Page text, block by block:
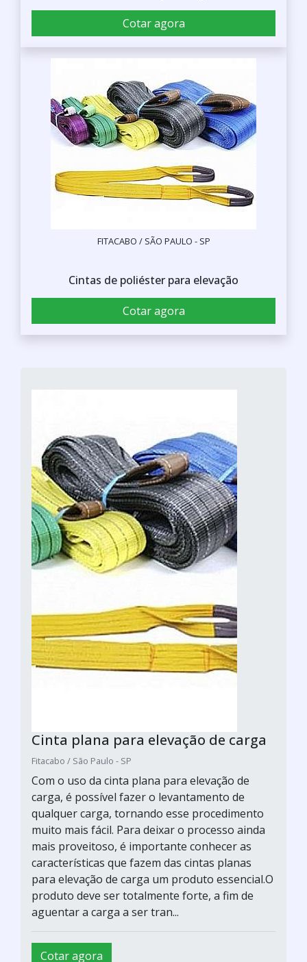
Cotar agora
FITACABO / SÃO PAULO - SP
Cintas de poliéster para elevação
Cotar agora
Cinta plana para elevação de carga
Fitacabo / São Paulo - SP
Com o uso da cinta plana para elevação de
carga, é possível fazer o levantamento de
qualquer carga, tornando esse procedimento
muito mais fácil. Para deixar o processo ainda
mais proveitoso, é importante conhecer as
características que fazem das cintas planas
para elevação de carga um produto essencial.O
produto deve ser totalmente forte, a fim de
aguentar a carga a ser tran...
Cotar agora